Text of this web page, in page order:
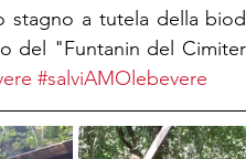
stagno a tutela della
del "Funtanin del
#salviAMOlebevere